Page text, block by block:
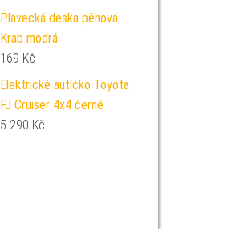
Plavecká deska pěnová
Krab modrá
169 Kč
Elektrické autíčko Toyota
FJ Cruiser 4x4 černé
5 290 Kč